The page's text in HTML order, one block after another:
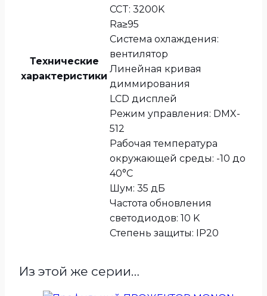
Технические
характеристики
CCT: 3200K
Ra≥95
Система охлаждения:
вентилятор
Линейная кривая
диммирования
LCD дисплей
Режим управления: DMX-
512
Рабочая температура
окружающей среды: -10 до
40°C
Шум: 35 дБ
Частота обновления
светодиодов: 10 K
Степень защиты: IP20
Из этой же серии…